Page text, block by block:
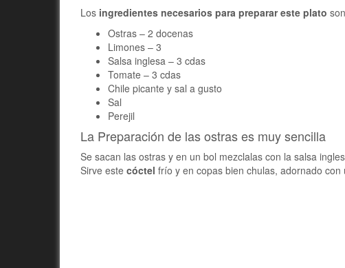
Los ingredientes necesarios para preparar este plato
Ostras – 2 docenas
Limones – 3
Salsa inglesa – 3 cdas
Tomate – 3 cdas
Chile picante y sal a gusto
Sal
Perejil
La Preparación de las ostras es muy sencilla
Se sacan las ostras y en un bol mezclalas con la salsa
Sirve este cóctel frío y en copas bien chulas, adornado con